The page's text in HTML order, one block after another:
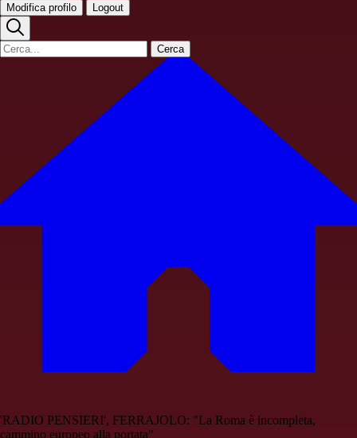
Modifica profilo Logout
Cerca
'RADIO PENSIERI', FERRAJOLO: "La Roma è incompleta,
cammino europeo alla portata"